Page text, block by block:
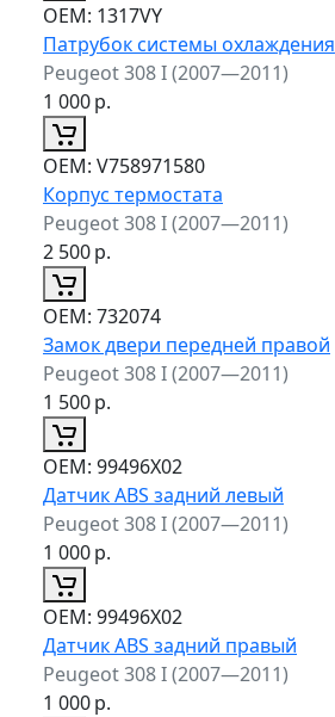
ОЕМ: 1317VY
Патрубок системы охлаждения
Peugeot 308 I (2007—2011)
1 000р.
ОЕМ: V758971580
Корпус термостата
Peugeot 308 I (2007—2011)
2 500р.
ОЕМ: 732074
Замок двери передней правой
Peugeot 308 I (2007—2011)
1 500р.
ОЕМ: 99496X02
Датчик ABS задний левый
Peugeot 308 I (2007—2011)
1 000р.
ОЕМ: 99496X02
Датчик ABS задний правый
Peugeot 308 I (2007—2011)
1 000р.